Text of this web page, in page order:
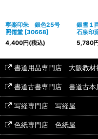
寧楽印朱 銀色25号
照僊堂 [30668]
4,400円(税込)
銀雪１
石泉印
5,780
書道用品専門店 大阪教材
書道古書専門店 書道古本
写経専門店 写経屋
色紙専門店 色紙屋